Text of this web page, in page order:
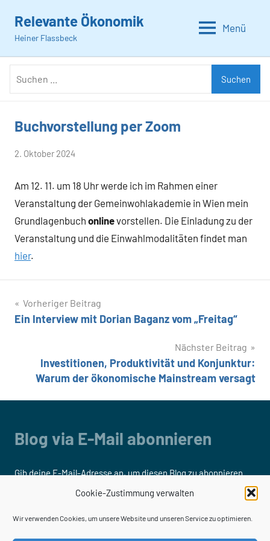
Cookie-Zustimmung verwalten
Wir verwenden Cookies, um unsere Website und unseren Service zu optimieren.
Inhalt
springen
Relevante Ökonomik
Heiner Flassbeck
Menü
Suchen
Allgemein
Buchvorstellung per Zoom
von
Flassbeck
2. Oktober 2024
Am 12. 11. um 18 Uhr werde ich im Rahmen einer
Veranstaltung der Gemeinwohlakademie in Wien mein
Grundlagenbuch onlinevorstellen. Die Einladung zu der
Veranstaltung und die Einwahlmodalitäten findet man
hier.
Beitragsnavigation
Vorheriger Beitrag
Ein Interview mit Dorian Baganz vom „Freitag“
Nächster Beitrag
Investitionen, Produktivität und Konjunktur:
Warum der ökonomische Mainstream versagt
Blog via E-Mail abonnieren
Gib deine E-Mail-Adresse an, um diesen Blog zu abonnieren
und Benachrichtigungen über neue Beiträge via E-Mail zu